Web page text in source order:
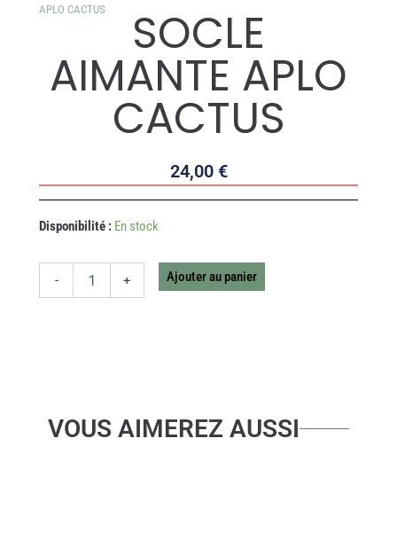
APLO CACTUS
SOCLE
AIMANTE APLO
CACTUS
24,00 €
Disponibilité : En stock
-
quantité
+ Ajouter au panier
VOUS AIMEREZ AUSSI